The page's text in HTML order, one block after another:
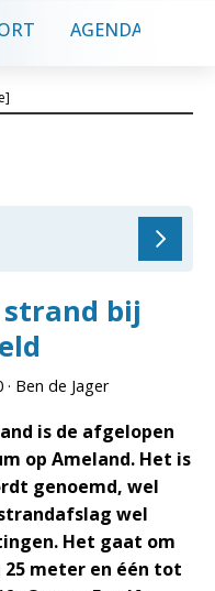
AGENDA
strand bij
· Ben de Jager
is de afgelopen
op Ameland. Het is
genoemd, wel
wel
Het gaat om
meter en één tot